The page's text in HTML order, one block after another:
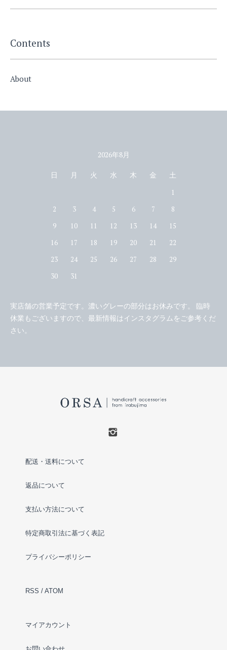
Contents
About
2026年8月
日 月 火 水 木 金 土
1
2
3 4 5 6 7
8
9
10 11 12 13 14
15
16
17 18 19 20 21
22
23
24 25 26 27 28
29
30
31
実店舗の営業予定です。濃いグレーの部分はお休みです。 臨時
休業もございますので、最新情報はインスタグラムをご参考くだ
さい。
配送・送料について
返品について
支払い方法について
特定商取引法に基づく表記
プライバシーポリシー
RSS / ATOM
マイアカウント